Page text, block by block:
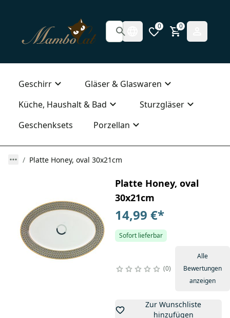
0 0
Geschirr
Gläser & Glaswaren
Küche, Haushalt & Bad
Sturzgläser
Geschenksets
Porzellan
Platte Honey, oval 30x21cm
Platte Honey, oval
30x21cm
14,99 €*
Sofort lieferbar
0
Alle
Bewertungen
anzeigen
Zur Wunschliste
hinzufügen